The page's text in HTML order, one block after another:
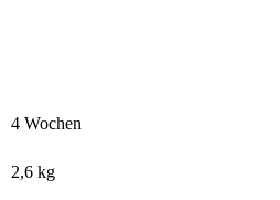
4 Wochen
2,6 kg